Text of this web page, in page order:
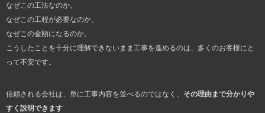
なぜこの工法なのか。
なぜこの工程が必要なのか。
なぜこの金額になるのか。
こうしたことを十分に理解できないまま工事を進めるのは、多くのお客様にと
って不安です。
信頼される会社は、単に工事内容を並べるのではなく、 その理由まで分かりや
すく説明できます